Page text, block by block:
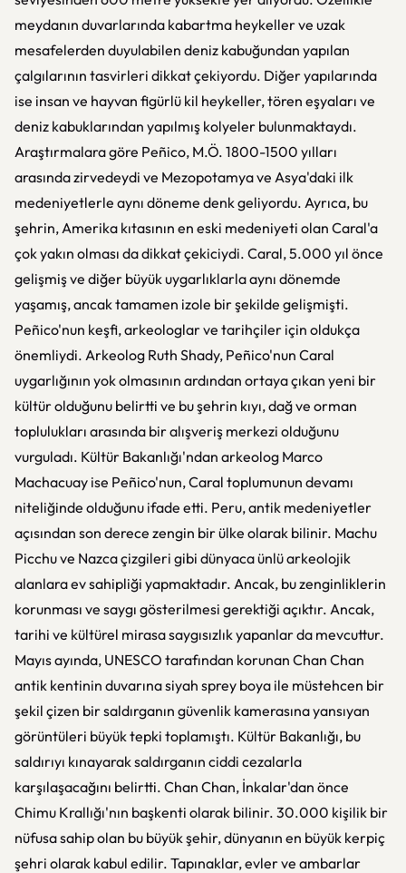
meydanın duvarlarında kabartma heykeller ve uzak
mesafelerden duyulabilen deniz kabuğundan yapılan
çalgılarının tasvirleri dikkat çekiyordu. Diğer yapılarında
ise insan ve hayvan figürlü kil heykeller, tören eşyaları ve
deniz kabuklarından yapılmış kolyeler bulunmaktaydı.
Araştırmalara göre Peñico, M.Ö. 1800-1500 yılları
arasında zirvedeydi ve Mezopotamya ve Asya'daki ilk
medeniyetlerle aynı döneme denk geliyordu. Ayrıca, bu
şehrin, Amerika kıtasının en eski medeniyeti olan Caral'a
çok yakın olması da dikkat çekiciydi. Caral, 5.000 yıl önce
gelişmiş ve diğer büyük uygarlıklarla aynı dönemde
yaşamış, ancak tamamen izole bir şekilde gelişmişti.
Peñico'nun keşfi, arkeologlar ve tarihçiler için oldukça
önemliydi. Arkeolog Ruth Shady, Peñico'nun Caral
uygarlığının yok olmasının ardından ortaya çıkan yeni bir
kültür olduğunu belirtti ve bu şehrin kıyı, dağ ve orman
toplulukları arasında bir alışveriş merkezi olduğunu
vurguladı. Kültür Bakanlığı'ndan arkeolog Marco
Machacuay ise Peñico'nun, Caral toplumunun devamı
niteliğinde olduğunu ifade etti. Peru, antik medeniyetler
açısından son derece zengin bir ülke olarak bilinir. Machu
Picchu ve Nazca çizgileri gibi dünyaca ünlü arkeolojik
alanlara ev sahipliği yapmaktadır. Ancak, bu zenginliklerin
korunması ve saygı gösterilmesi gerektiği açıktır. Ancak,
tarihi ve kültürel mirasa saygısızlık yapanlar da mevcuttur.
Mayıs ayında, UNESCO tarafından korunan Chan Chan
antik kentinin duvarına siyah sprey boya ile müstehcen bir
şekil çizen bir saldırganın güvenlik kamerasına yansıyan
görüntüleri büyük tepki toplamıştı. Kültür Bakanlığı, bu
saldırıyı kınayarak saldırganın ciddi cezalarla
karşılaşacağını belirtti. Chan Chan, İnkalar'dan önce
Chimu Krallığı'nın başkenti olarak bilinir. 30.000 kişilik bir
nüfusa sahip olan bu büyük şehir, dünyanın en büyük kerpiç
şehri olarak kabul edilir. Tapınaklar, evler ve ambarlar